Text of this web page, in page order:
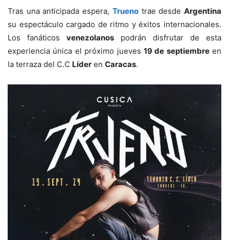
Tras una anticipada espera, Truenotrae desdeArgentina
su espectáculo cargado de ritmo y éxitos internacionales.
Los fanáticos venezolanos podrán disfrutar de esta
experiencia única el próximo jueves 19 de septiembreen
la terraza del C.C Líder en Caracas.